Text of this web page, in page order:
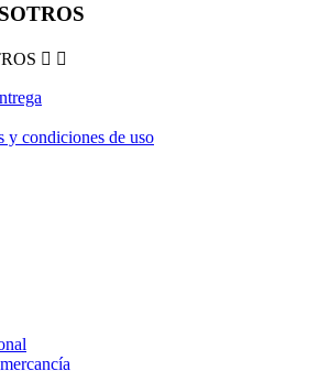
 
y condiciones de uso